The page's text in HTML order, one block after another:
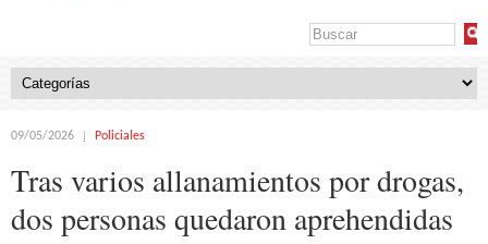
09/05/2026 Policiales
Tras varios allanamientos por drogas,
dos personas quedaron aprehendidas